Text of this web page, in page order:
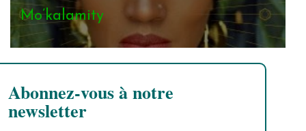
Mo’kalamity
Abonnez-vous à notre
newsletter